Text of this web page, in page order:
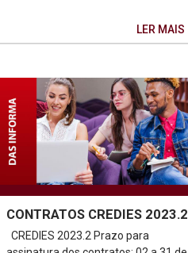
LER MAIS
CONTRATOS CREDIES 2023.2